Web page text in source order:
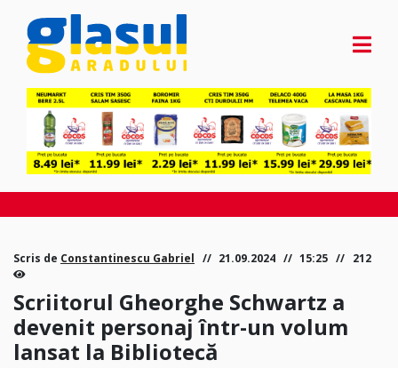
Scris de Constantinescu Gabriel 21.09.2024 15:25 212
Scriitorul Gheorghe Schwartz a
devenit personaj într-un volum
lansat la Bibliotecă